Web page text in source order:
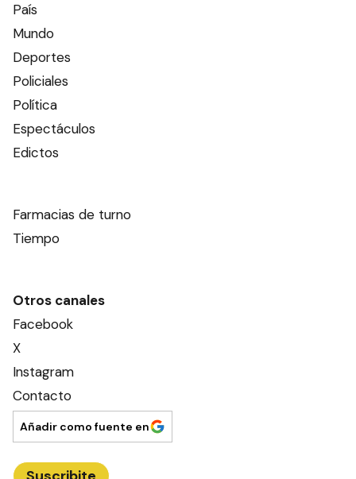
País
Mundo
Deportes
Policiales
Política
Espectáculos
Edictos
Farmacias de turno
Tiempo
Otros canales
Facebook
X
Instagram
Contacto
Añadir como fuente en